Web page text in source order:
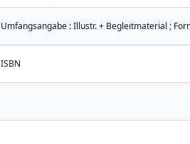
Umfangsangabe : Illustr. + Begleitmaterial ;
ISBN